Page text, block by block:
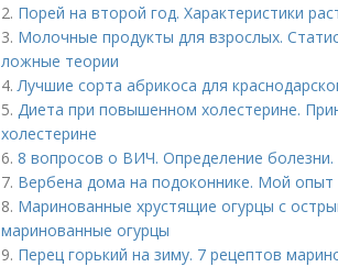
2. Порей на второй год. Характеристики
3. Молочные продукты для взрослых.
ложные теории
4.Лучшие сорта абрикоса для
5. Диета при повышенном холестерине.
холестерине
6. 8 вопросов о ВИЧ. Определение
7. Вербена дома на подоконнике. Мой опыт
8. Маринованные хрустящие огурцы с
маринованные огурцы
9. Перец горький на зиму. 7 рецептов